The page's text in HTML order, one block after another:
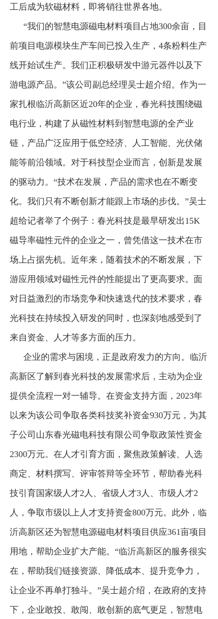
工后成为软磁材料，即将销往世界各地。
“我们的智慧电源磁电材料项目占地300余亩，目
前项目电源模块生产车间已投入生产，4条粉料生产
线开始试生产。我们正积极研发中游元器件以及下
游电源产品。”该公司副总经理吴士超介绍。作为一
家扎根临沂高新区近20年的企业，春光科技围绕磁
电行业，构建了从磁性材料到智慧电源的全产业
链，产品广泛应用于低空经济、人工智能、光伏储
能等前沿领域。对于科技型企业而言，创新是发展
的驱动力。“技术在发展，产品的需求也在不断变
化。我们只有不断创新才能跟上市场的步伐。”吴士
超给记者举了个例子：春光科技是最早研发出15K
磁导率磁性元件的企业之一，曾凭借这一技术在市
场上占据先机。近年来，随着技术的不断发展，下
游应用领域对磁性元件的性能提出了更高要求。面
对日益激烈的市场竞争和快速迭代的技术要求，春
光科技在持续投入研发的同时，也深刻地感受到了
来自资金、人才等多方面的压力。
企业的需求与困境，正是政府发力的方向。临沂
高新区了解到春光科技的发展需求后，主动为企业
提供全流程一对一辅导。在资金支持方面，2023年
以来为该公司争取各类科技奖补资金930万元，为其
子公司山东春光磁电科技有限公司争取政策性资金
2300万元。在人才引育方面，聚焦政策解读、人选
商定、材料撰写、评审答辩等全环节，帮助春光科
技引育国家级人才2人、省级人才3人、市级人才2
人，争取市级以上人才支持资金800万元。此外，临
沂高新区还为智慧电源磁电材料项目供应361亩项目
用地，帮助企业扩大产能。“临沂高新区的服务很实
在，帮助我们链接资源、降低成本、提升竞争力，
让企业不再单打独斗。”吴士超介绍，在政府的支持
下，企业敢投、敢闯、敢创新的底气更足，智慧电